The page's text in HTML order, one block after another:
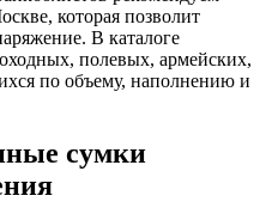
которая позволит
В каталоге
полевых, армейских,
по объему, наполнению и
сумки